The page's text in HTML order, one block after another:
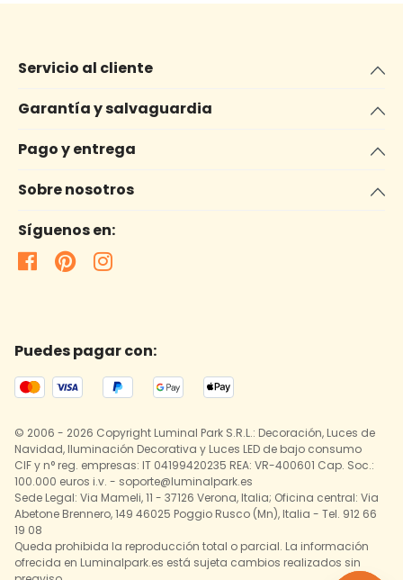
Servicio al cliente
Garantía y salvaguardia
Pago y entrega
Sobre nosotros
Síguenos en:
Puedes pagar con:
© 2006 - 2026 Copyright Luminal Park S.R.L.: Decoración, Luces de
Navidad, Iluminación Decorativa y Luces LED de bajo consumo
CIF y n° reg. empresas: IT 04199420235 REA: VR-400601 Cap. Soc.:
100.000 euros i.v. - soporte@luminalpark.es
Sede Legal: Via Mameli, 11 - 37126 Verona, Italia; Oficina central: Via
Abetone Brennero, 149 46025 Poggio Rusco (Mn), Italia - Tel. 912 66
19 08
Queda prohibida la reproducción total o parcial. La información
ofrecida en Luminalpark.es está sujeta cambios realizados sin